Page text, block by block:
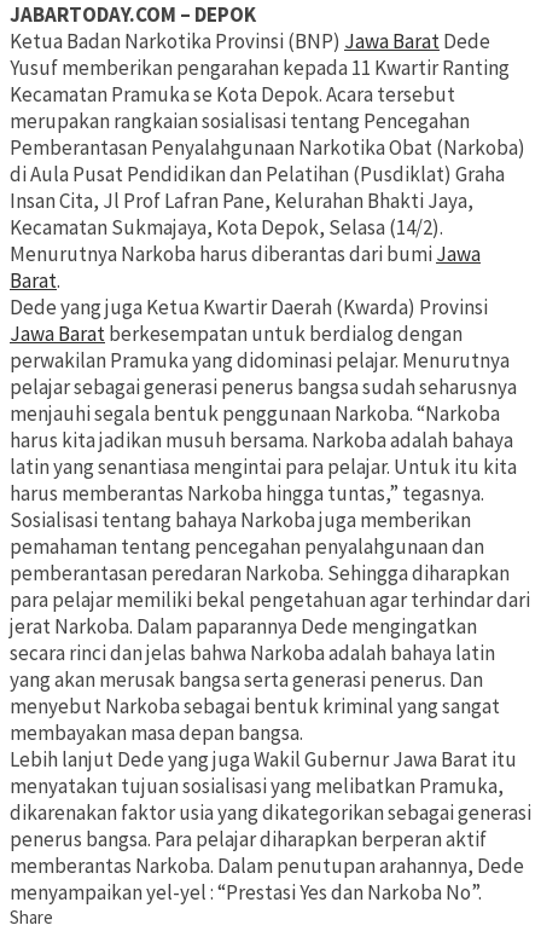
JABARTODAY.COM – DEPOK
Ketua Badan Narkotika Provinsi (BNP) Jawa BaratDede
Yusuf memberikan pengarahan kepada 11 Kwartir Ranting
Kecamatan Pramuka se Kota Depok. Acara tersebut
merupakan rangkaian sosialisasi tentang Pencegahan
Pemberantasan Penyalahgunaan Narkotika Obat (Narkoba)
di Aula Pusat Pendidikan dan Pelatihan (Pusdiklat) Graha
Insan Cita, Jl Prof Lafran Pane, Kelurahan Bhakti Jaya,
Kecamatan Sukmajaya, Kota Depok, Selasa (14/2).
Menurutnya Narkoba harus diberantas dari bumiJawa
Barat.
Dede yang juga Ketua Kwartir Daerah (Kwarda) Provinsi
Jawa Baratberkesempatan untuk berdialog dengan
perwakilan Pramuka yang didominasi pelajar. Menurutnya
pelajar sebagai generasi penerus bangsa sudah seharusnya
menjauhi segala bentuk penggunaan Narkoba. “Narkoba
harus kita jadikan musuh bersama. Narkoba adalah bahaya
latin yang senantiasa mengintai para pelajar. Untuk itu kita
harus memberantas Narkoba hingga tuntas,” tegasnya.
Sosialisasi tentang bahaya Narkoba juga memberikan
pemahaman tentang pencegahan penyalahgunaan dan
pemberantasan peredaran Narkoba. Sehingga diharapkan
para pelajar memiliki bekal pengetahuan agar terhindar dari
jerat Narkoba. Dalam paparannya Dede mengingatkan
secara rinci dan jelas bahwa Narkoba adalah bahaya latin
yang akan merusak bangsa serta generasi penerus. Dan
menyebut Narkoba sebagai bentuk kriminal yang sangat
membayakan masa depan bangsa.
Lebih lanjut Dede yang juga Wakil Gubernur Jawa Barat itu
menyatakan tujuan sosialisasi yang melibatkan Pramuka,
dikarenakan faktor usia yang dikategorikan sebagai generasi
penerus bangsa. Para pelajar diharapkan berperan aktif
memberantas Narkoba. Dalam penutupan arahannya, Dede
menyampaikan yel-yel : “Prestasi Yes dan Narkoba No”.
Share